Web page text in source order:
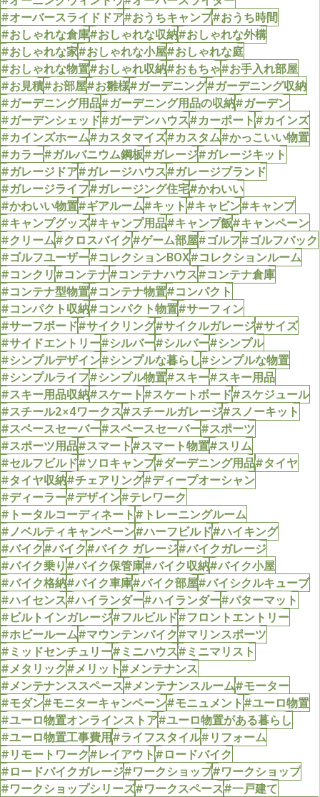
#オーバースライドドア#おうちキャンプ#おうち時間
#おしゃれな倉庫#おしゃれな収納#おしゃれな外構
#おしゃれな家#おしゃれな小屋#おしゃれな庭
#おしゃれな物置#おしゃれ収納#おもちゃ#お手入れ部屋
#お見積#お部屋#お雛様#ガーデニング#ガーデニング収納
#ガーデニング用品#ガーデニング用品の収納#ガーデン
#ガーデンシェッド#ガーデンハウス#カーポート#カインズ
#カインズホーム#カスタマイズ#カスタム#かっこいい物置
#カラー#ガルバニウム鋼板#ガレージ#ガレージキット
#ガレージドア#ガレージハウス#ガレージブランド
#ガレージライフ#ガレージング住宅#かわいい
#かわいい物置#ギアルーム#キット#キャビン#キャンプ
#キャンプグッズ#キャンプ用品#キャンプ飯#キャンペーン
#クリーム#クロスバイク#ゲーム部屋#ゴルフ#ゴルフバック
#ゴルフユーザー#コレクションBOX#コレクションルーム
#コンクリ#コンテナ#コンテナハウス#コンテナ倉庫
#コンテナ型物置#コンテナ物置#コンパクト
#コンパクト収納#コンパクト物置#サーフィン
#サーフボード#サイクリング#サイクルガレージ#サイズ
#サイドエントリー#シルバー#シルバー#シンプル
#シンプルデザイン#シンプルな暮らし#シンプルな物置
#シンプルライフ#シンプル物置#スキー#スキー用品
#スキー用品収納#スケート#スケートボード#スケジュール
#スチール2×4ワークス#スチールガレージ#スノーキット
#スペースセーバー#スペースセーバー#スポーツ
#スポーツ用品#スマート#スマート物置#スリム
#セルフビルド#ソロキャンプ#ダーデニング用品#タイヤ
#タイヤ収納#チェアリング#ディープオーシャン
#ディーラー#デザイン#テレワーク
#トータルコーディネート#トレーニングルーム
#ノベルティキャンペーン#ハーフビルド#ハイキング
#バイク#バイク#バイク ガレージ#バイクガレージ
#バイク乗り#バイク保管庫#バイク収納#バイク小屋
#バイク格納#バイク車庫#バイク部屋#バイシクルキューブ
#ハイセンス#ハイランダー#ハイランダー#パターマット
#ビルトインガレージ#フルビルド#フロントエントリー
#ホビールーム#マウンテンバイク#マリンスポーツ
#ミッドセンチュリー#ミニハウス#ミニマリスト
#メタリック#メリット#メンテナンス
#メンテナンススペース#メンテナンスルーム#モーター
#モダン#モニターキャンペーン#モニュメント#ユーロ物置
#ユーロ物置オンラインストア#ユーロ物置がある暮らし
#ユーロ物置工事費用#ライフスタイル#リフォーム
#リモートワーク#レイアウト#ロードバイク
#ロードバイクガレージ#ワークショップ#ワークショップ
#ワークショップシリーズ#ワークスペース#一戸建て